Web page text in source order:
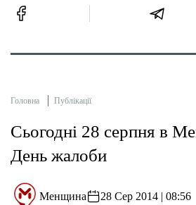
Головна Публікації
Сьогодні 28 серпня в
День жалоби
Менщина 28 Сер 2014 | 08:56